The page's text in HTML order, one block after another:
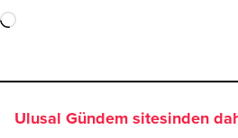
Ulusal Gündem sitesinden